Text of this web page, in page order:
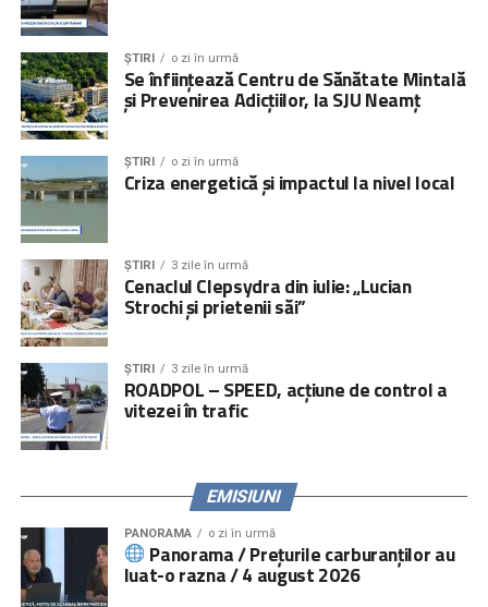
ȘTIRI o zi în urmă
Se înființează Centru de Sănătate Mintală
și Prevenirea Adicțiilor, la SJU Neamț
ȘTIRI o zi în urmă
Criza energetică și impactul la nivel local
ȘTIRI 3 zile în urmă
Cenaclul Clepsydra din iulie: „Lucian
Strochi și prietenii săi”
ȘTIRI 3 zile în urmă
ROADPOL – SPEED, acțiune de control a
vitezei în trafic
EMISIUNI
PANORAMA o zi în urmă
Panorama / Prețurile carburanților au
luat-o razna / 4 august 2026